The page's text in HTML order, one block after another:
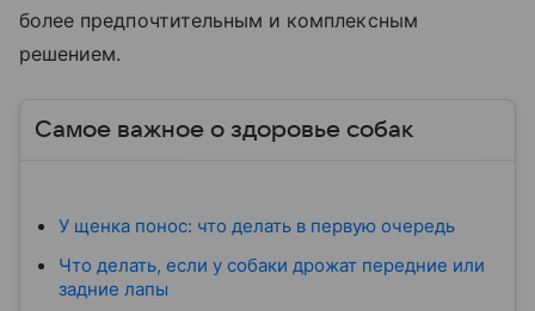
более предпочтительным и комплексным
решением.
Самое важное о здоровье собак
У щенка понос: что делать в первую очередь
Что делать, если у собаки дрожат передние или
задние лапы